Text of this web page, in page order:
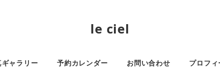
le ciel
ャラリー 予約カレンダー お問い合わせ プロフ